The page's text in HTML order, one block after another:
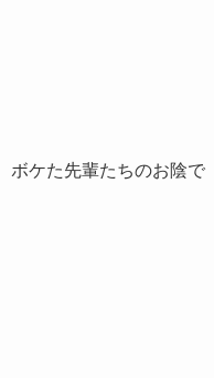
ボケた先輩たちのお陰で